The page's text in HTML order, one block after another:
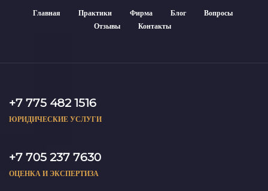
Главная Практики Фирма Блог
Вопросы
Отзывы
Контакты
+7 775 482 1516
ЮРИДИЧЕСКИЕ УСЛУГИ
+7 705 237 7630
ОЦЕНКА И ЭКСПЕРТИЗА